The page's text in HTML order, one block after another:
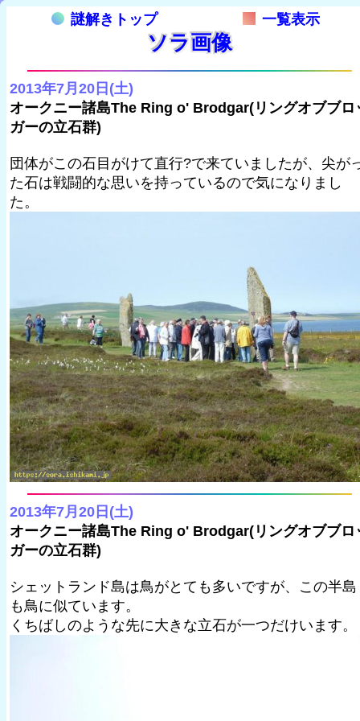
謎解きトップ 一覧表示
ソラ画像
2013年7月20日(土)
オークニー諸島The Ring o' Brodgar(リングオブブロ
ガーの立石群)
団体がこの石目がけて直行?で来ていましたが、尖が
た石は戦闘的な思いを持っているので気になりまし
た。
2013年7月20日(土)
オークニー諸島The Ring o' Brodgar(リングオブブロ
ガーの立石群)
シェットランド島は鳥がとても多いですが、この半島
も鳥に似ています。
くちばしのような先に大きな立石が一つだけいます。